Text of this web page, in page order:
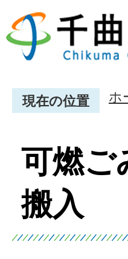
現在の位置 ホ
可燃ご
搬入